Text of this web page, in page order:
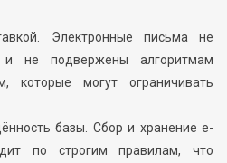
Электронные письма не
не подвержены алгоритмам
которые могут ограничивать
базы. Сбор и хранение e-
по строгим правилам, что